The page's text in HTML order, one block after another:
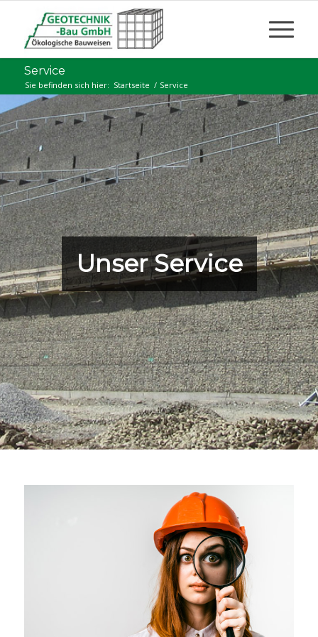
Service
Sie befinden sich hier: Startseite / Service
Unser Service